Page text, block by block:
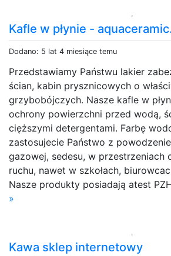
Kafle w płynie -
Dodano: 5 lat 4 miesiące temu
Przedstawiamy Państwu lakier
ścian, kabin prysznicowych o
grzybobójczych. Nasze kafle w
ochrony powierzchni przed wodą,
cięższymi detergentami. Farbę
zastosujecie Państwo z
gazowej, sedesu, w przestrzeniach
ruchu, nawet w szkołach,
Nasze produkty posiadają atest
»
Kawa sklep internetowy